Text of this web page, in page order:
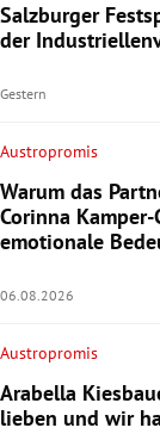
Salzburger
der
Gestern
Austropromis
Warum das
Corinna
emotionale
06.08.2026
Austropromis
Arabella
lieben und wir